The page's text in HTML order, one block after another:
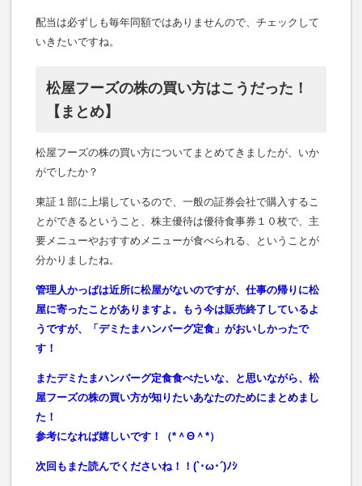
配当は必ずしも毎年同額ではありませんので、チェックして
いきたいですね。
松屋フーズの株の買い方はこうだった！
【まとめ】
松屋フーズの株の買い方についてまとめてきましたが、いか
がでしたか？
東証１部に上場しているので、一般の証券会社で購入するこ
とができるということ、株主優待は優待食事券１０枚で、主
要メニューやおすすめメニューが食べられる、ということが
分かりましたね。
管理人かっぱは近所に松屋がないのですが、仕事の帰りに松
屋に寄ったことがありますよ。もう今は販売終了しているよ
うですが、「デミたまハンバーグ定食」がおいしかったで
す！
またデミたまハンバーグ定食食べたいな、と思いながら、松
屋フーズの株の買い方が知りたいあなたのためにまとめまし
た！
参考になれば嬉しいです！（*＾Θ＾*）
次回もまた読んでくださいね！！(`･ω･´)ﾉｼ